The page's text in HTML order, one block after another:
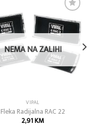
Add to
wishlist
NEMA NA ZALIHI
VIPAL
Fleka Radijalna RAC 22
2,91KM